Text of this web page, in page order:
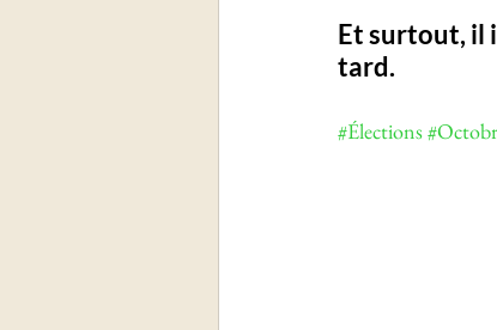
Et surtout, il
tard.
#Élections